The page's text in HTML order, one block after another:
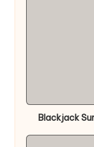
in
Blackjack